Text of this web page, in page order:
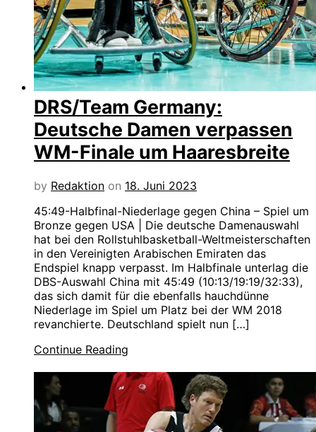
DRS/Team Germany:
Deutsche Damen verpassen
WM-Finale um Haaresbreite
by Redaktion on 18. Juni 2023
45:49-Halbfinal-Niederlage gegen China – Spiel um
Bronze gegen USA | Die deutsche Damenauswahl
hat bei den Rollstuhlbasketball-Weltmeisterschaften
in den Vereinigten Arabischen Emiraten das
Endspiel knapp verpasst. Im Halbfinale unterlag die
DBS-Auswahl China mit 45:49 (10:13/19:19/32:33),
das sich damit für die ebenfalls hauchdünne
Niederlage im Spiel um Platz bei der WM 2018
revanchierte. Deutschland spielt nun […]
Continue Reading